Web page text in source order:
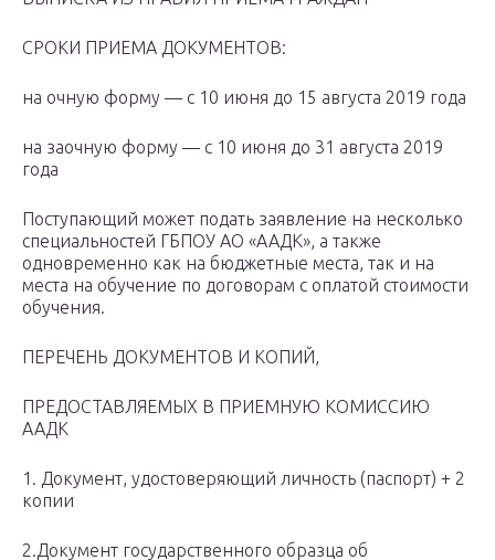
СРОКИ ПРИЕМА ДОКУМЕНТОВ:
на очную форму — с 10 июня до 15 августа 2019 года
на заочную форму — с 10 июня до 31 августа 2019
года
Поступающий может подать заявление на несколько
специальностей ГБПОУ АО «ААДК», а также
одновременно как на бюджетные места, так и на
места на обучение по договорам с оплатой стоимости
обучения.
ПЕРЕЧЕНЬ ДОКУМЕНТОВ И КОПИЙ,
ПРЕДОСТАВЛЯЕМЫХ В ПРИЕМНУЮ КОМИССИЮ
ААДК
1. Документ, удостоверяющий личность (паспорт) + 2
копии
2.Документ государственного образца об